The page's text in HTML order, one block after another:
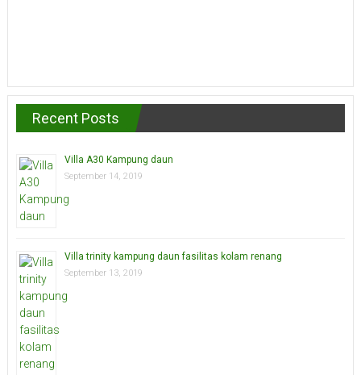
Recent Posts
Villa A30 Kampung daun
September 14, 2019
Villa trinity kampung daun fasilitas kolam renang
September 13, 2019